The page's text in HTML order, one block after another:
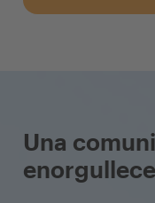
Una
enorgullece